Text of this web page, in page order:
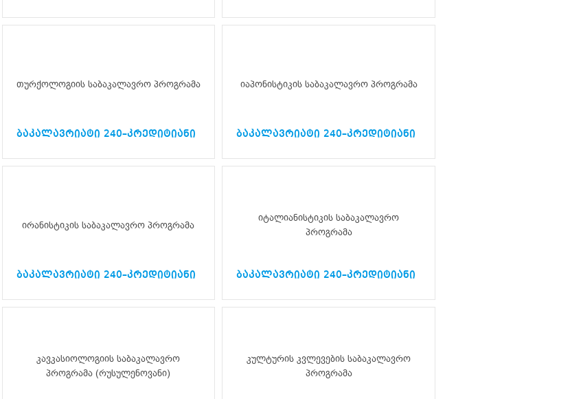
თურქოლოგიის საბაკალავრო პროგრამა
ბაკალავრიატი 240–კრედიტიანი
იაპონისტიკის საბაკალავრო პროგრამა
ბაკალავრიატი 240–კრედიტიანი
ირანისტიკის საბაკალავრო პროგრამა
ბაკალავრიატი 240–კრედიტიანი
იტალიანისტიკის საბაკალავრო
პროგრამა
ბაკალავრიატი 240–კრედიტიანი
კავკასიოლოგიის საბაკალავრო
პროგრამა (რუსულენოვანი)
კულტურის კვლევების საბაკალავრო
პროგრამა